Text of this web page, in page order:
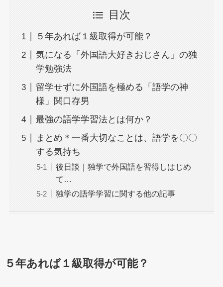
目次
５年あれば１級取得が可能？
気になる「外国語大好きおじさん」の独
学勉強法
留学せずに外国語を極める「語学の神
様」関口存男
最強の語学学習法とは何か？
まとめ＊一番大切なことは、語学を〇〇
する気持ち
後日談｜独学で外国語を習得しはじめ
て…
独学の語学学習に関する他の記事
５年あれば１級取得が可能？